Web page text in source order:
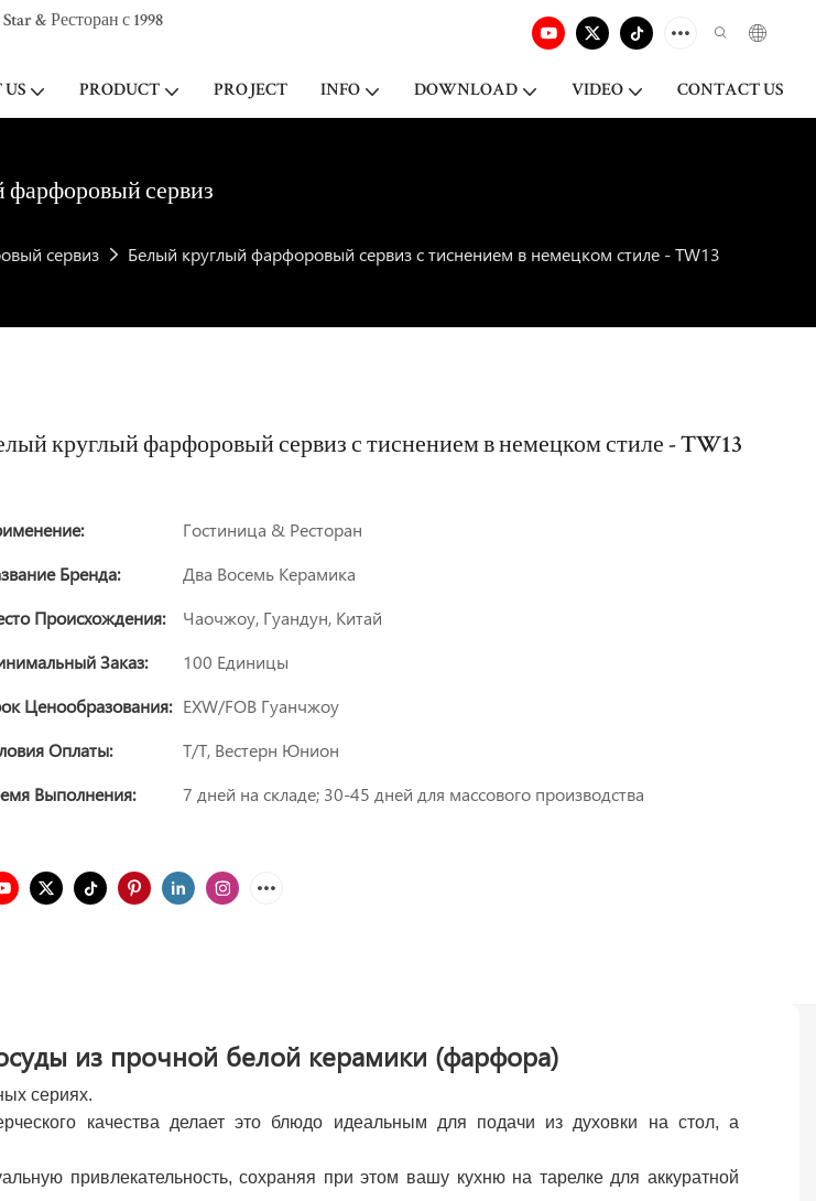
& Ресторан с 1998
US PRODUCT PROJECT INFO DOWNLOAD VIDEO CONTACT US
фарфоровый сервиз
сервиз Белый круглый фарфоровый сервиз с тиснением в немецком стиле - TW13
круглый фарфоровый сервиз с тиснением в немецком стиле - TW13
Гостиница & Ресторан
Бренда:
Два Восемь Керамика
Происхождения:
Чаочжоу, Гуандун, Китай
Заказ:
100 Единицы
Ценообразования: EXW/FOB Гуанчжоу
Оплаты:
Т/Т, Вестерн Юнион
Выполнения:
7 дней на складе; 30-45 дней для массового производства
из прочной белой керамики (фарфора)
сериях.
качества делает это блюдо идеальным для подачи из духовки на стол, а
привлекательность, сохраняя при этом вашу кухню на тарелке для аккуратной